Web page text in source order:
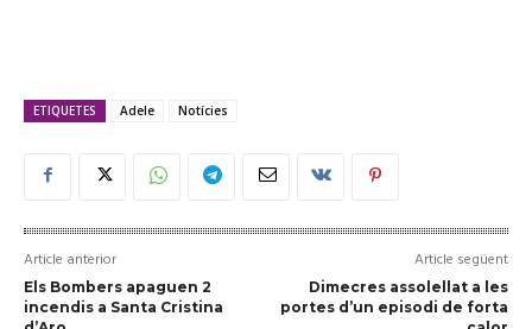
ETIQUETES Adele Notícies
Article anterior
Els Bombers apaguen 2
incendis a Santa Cristina
Article següent
Dimecres assolellat a les
portes d’un episodi de forta